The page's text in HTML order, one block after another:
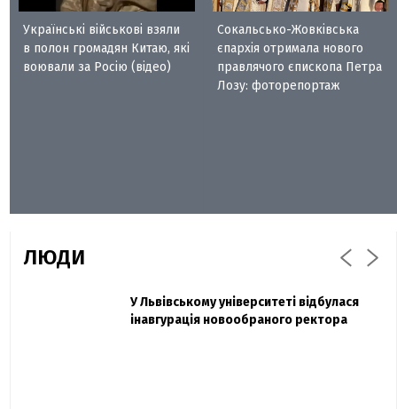
Українські військові взяли
в полон громадян Китаю, які
воювали за Росію (відео)
Сокальсько-Жовківська
єпархія отримала нового
правлячого єпископа Петра
Лозу: фоторепортаж
ЛЮДИ
Павло Дак
Захисник "Азовсталі" Діанов вдруге
одружився та показав фото з весілля
У Львівському університеті відбулася
інавгурація новообраного ректора